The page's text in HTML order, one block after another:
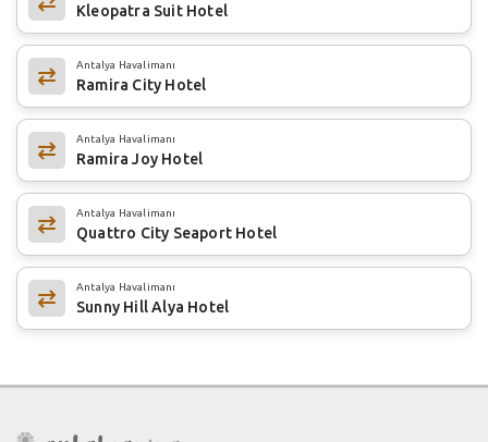
Kleopatra Suit Hotel
Antalya Havalimanı
Ramira City Hotel
Antalya Havalimanı
Ramira Joy Hotel
Antalya Havalimanı
Quattro City Seaport Hotel
Antalya Havalimanı
Sunny Hill Alya Hotel